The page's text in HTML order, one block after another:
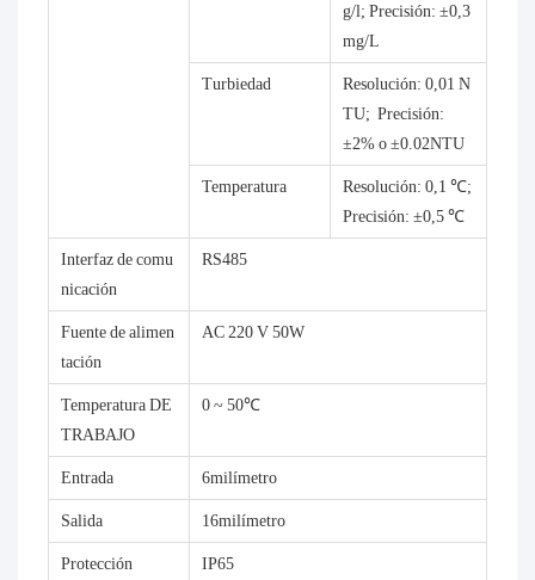
g/l; Precisión: ±0,3
mg/L
Turbiedad
Resolución: 0,01 N
TU; Precisión:
±2% o ±0.02NTU
Temperatura
Resolución: 0,1 ℃;
Precisión: ±0,5 ℃
Interfaz de comu
nicación
RS485
Fuente de alimen
tación
AC 220 V 50W
Temperatura DE
TRABAJO
0 ~ 50℃
Entrada 6milímetro
Salida 16milímetro
Protección IP65